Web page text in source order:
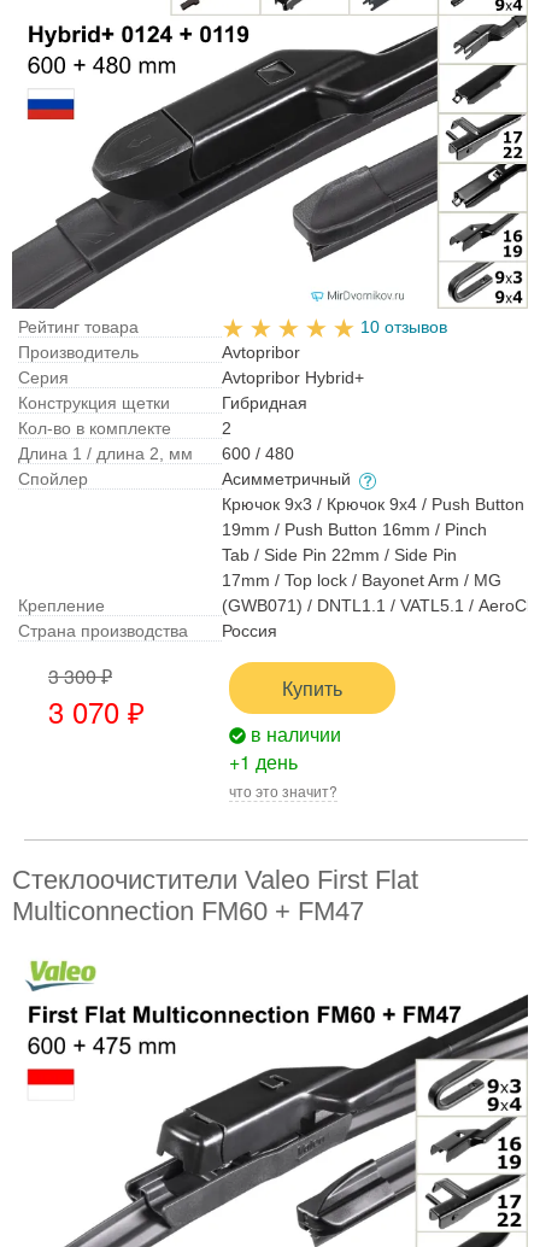
Рейтинг товара
10 отзывов
Производитель
Avtopribor
Серия
Avtopribor Hybrid+
Конструкция щетки
Гибридная
Кол-во в комплекте
2
Длина 1 / длина 2, мм
600 / 480
Спойлер
Асимметричный
Крепление
Крючок 9x3 / Крючок 9x4 / Push Button
19mm / Push Button 16mm / Pinch
Tab / Side Pin 22mm / Side Pin
17mm / Top lock / Bayonet Arm / MG
(GWB071) / DNTL1.1 / VATL5.1 /
Страна производства
Россия
3 300 ₽
3 070 ₽
Купить
в наличии
+1 день
что это значит?
Стеклоочистители Valeo First Flat
Multiconnection FM60 + FM47